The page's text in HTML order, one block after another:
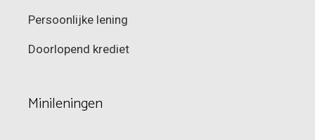
Persoonlijke lening
Doorlopend krediet
Minileningen